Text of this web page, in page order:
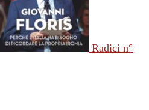
Radici n°